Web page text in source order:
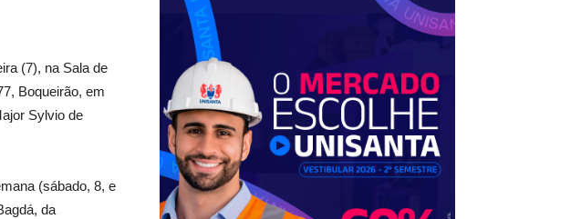
(7), na Sala de
Boqueirão, em
Sylvio de
(sábado, 8, e
da